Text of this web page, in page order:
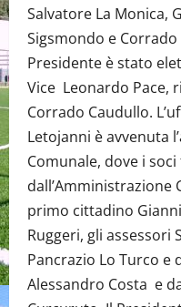
Salvatore La Monica,
Sigsmondo e
Presidente è stato
Vice Leonardo Pace,
Corrado Caudullo.
Letojanni è avvenuta
Comunale, dove i
dall’Amministrazione
primo cittadino
Ruggeri, gli assessori
Pancrazio Lo Turco e
Alessandro Costa e